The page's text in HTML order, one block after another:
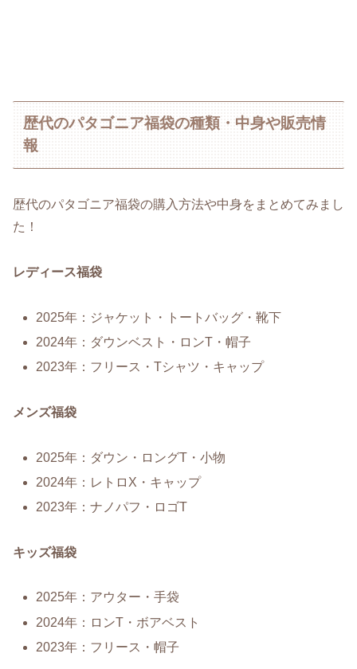
歴代のパタゴニア福袋の種類・中身や販売情
報
歴代のパタゴニア福袋の購入方法や中身をまとめてみまし
た！
レディース福袋
2025年：ジャケット・トートバッグ・靴下
2024年：ダウンベスト・ロンT・帽子
2023年：フリース・Tシャツ・キャップ
メンズ福袋
2025年：ダウン・ロングT・小物
2024年：レトロX・キャップ
2023年：ナノパフ・ロゴT
キッズ福袋
2025年：アウター・手袋
2024年：ロンT・ボアベスト
2023年：フリース・帽子